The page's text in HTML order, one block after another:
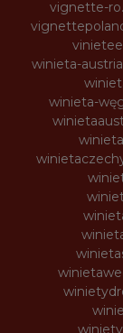
vignette-
winieta-
winieta-